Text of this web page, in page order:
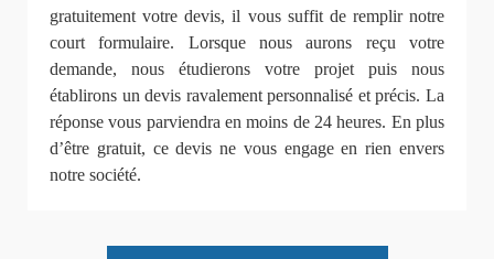
gratuitement votre devis, il vous suffit de remplir notre
court formulaire. Lorsque nous aurons reçu votre
demande, nous étudierons votre projet puis nous
établirons un devis ravalement personnalisé et précis. La
réponse vous parviendra en moins de 24 heures. En plus
d’être gratuit, ce devis ne vous engage en rien envers
notre société.